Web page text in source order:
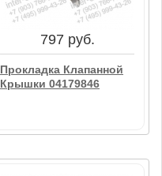
В корзину
797 руб.
Прокладка Клапанной
Крышки 04179846